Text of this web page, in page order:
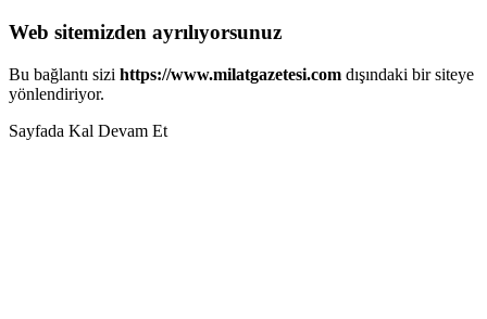
Web sitemizden ayrılıyorsunuz
Bu bağlantı sizi https://www.milatgazetesi.com dışındaki bir siteye
yönlendiriyor.
Sayfada Kal Devam Et